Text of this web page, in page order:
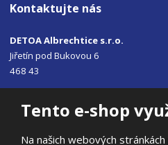
Tento e-shop
Na našich webových
Kontaktujte nás
DETOA Albrechtice s.r.o.
Jiřetín pod Bukovou 6
468 43
Email:sales@detoa.cz